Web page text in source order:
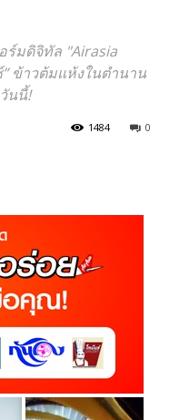
ร์มดิจิทัล "Airasia
” ข้าวต้มแห้งในตำนาน
นนี้!
0
1484